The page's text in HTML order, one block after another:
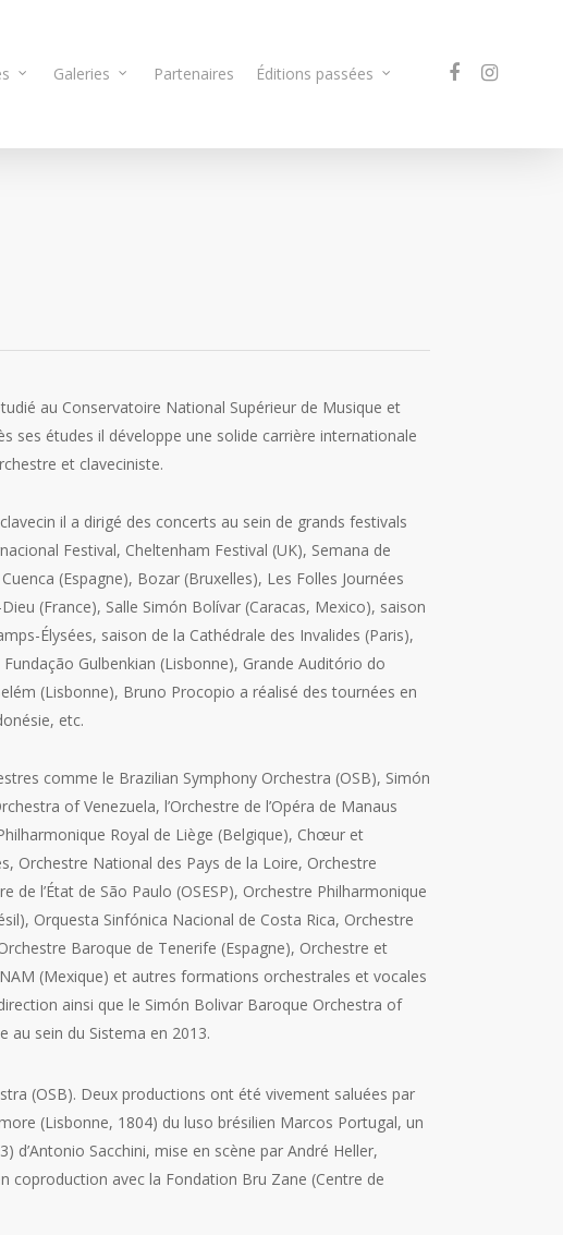
Galeries Partenaires Éditions passées
au Conservatoire National Supérieur de Musique et
ses études il développe une solide carrière internationale
et claveciniste.
il a dirigé des concerts au sein de grands festivals
Festival, Cheltenham Festival (UK), Semana de
(Espagne), Bozar (Bruxelles), Les Folles Journées
(France), Salle Simón Bolívar (Caracas, Mexico), saison
Élysées, saison de la Cathédrale des Invalides (Paris),
Gulbenkian (Lisbonne), Grande Auditório do
(Lisbonne), Bruno Procopio a réalisé des tournées en
etc.
comme le Brazilian Symphony Orchestra (OSB), Simón
of Venezuela, l’Orchestre de l’Opéra de Manaus
Royal de Liège (Belgique), Chœur et
Orchestre National des Pays de la Loire, Orchestre
de l’État de São Paulo (OSESP), Orchestre Philharmonique
Orquesta Sinfónica Nacional de Costa Rica, Orchestre
Baroque de Tenerife (Espagne), Orchestre et
(Mexique) et autres formations orchestrales et vocales
ainsi que le Simón Bolivar Baroque Orchestra of
au sein du Sistema en 2013.
(OSB). Deux productions ont été vivement saluées par
(Lisbonne, 1804) du luso brésilien Marcos Portugal, un
Sacchini, mise en scène par André Heller,
coproduction avec la Fondation Bru Zane (Centre de